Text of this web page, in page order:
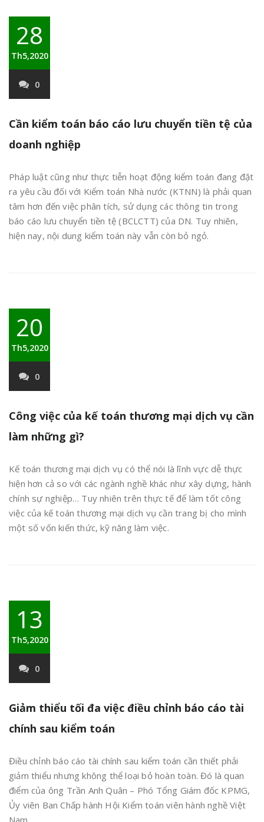
28
Th5,2020
0
Cần kiểm toán báo cáo lưu chuyển tiền tệ của
doanh nghiệp
Pháp luật cũng như thực tiễn hoạt động kiểm toán đang đặt
ra yêu cầu đối với Kiểm toán Nhà nước (KTNN) là phải quan
tâm hơn đến việc phân tích, sử dụng các thông tin trong
báo cáo lưu chuyển tiền tệ (BCLCTT) của DN. Tuy nhiên,
hiện nay, nội dung kiểm toán này vẫn còn bỏ ngỏ.
20
Th5,2020
0
Công việc của kế toán thương mại dịch vụ cần
làm những gì?
Kế toán thương mại dịch vụ có thể nói là lĩnh vực dễ thực
hiện hơn cả so với các ngành nghề khác như xây dựng, hành
chính sự nghiệp… Tuy nhiên trên thực tế để làm tốt công
việc của kế toán thương mại dịch vụ cần trang bị cho mình
một số vốn kiến thức, kỹ năng làm việc.
13
Th5,2020
0
Giảm thiểu tối đa việc điều chỉnh báo cáo tài
chính sau kiểm toán
Điều chỉnh báo cáo tài chính sau kiểm toán cần thiết phải
giảm thiểu nhưng không thể loại bỏ hoàn toàn. Đó là quan
điểm của ông Trần Anh Quân – Phó Tổng Giám đốc KPMG,
Ủy viên Ban Chấp hành Hội Kiểm toán viên hành nghề Việt
Nam.